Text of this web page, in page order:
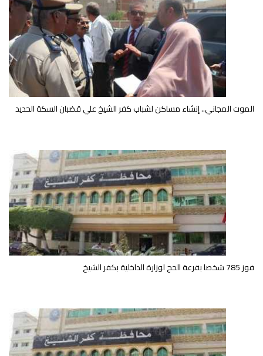
الموت المجاني.. إنشاء مساكن لشباب كفر الشيخ علي قضبان السكة الحديد
فوز 785 شخصا بقرعة الحج لوزارة الداخلية بكفر الشيخ